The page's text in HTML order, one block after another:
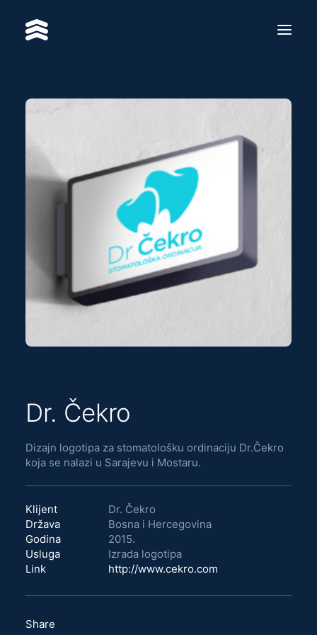
USLUGE
O NAMA
Dr. Čekro
Dizajn logotipa za stomatološku ordinaciju Dr.Čekro
koja se nalazi u Sarajevu i Mostaru.
Klijent
Dr. Čekro
Država
Bosna i Hercegovina
Godina
2015.
Usluga
Izrada logotipa
Link
http://www.cekro.com
Share